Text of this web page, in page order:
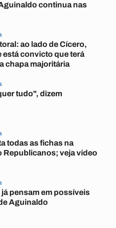
continua nas
ao lado de Cícero,
está convicto que terá
chapa majoritária
tudo", dizem
todas as fichas na
Republicanos; veja vídeo
pensam em possíveis
Aguinaldo